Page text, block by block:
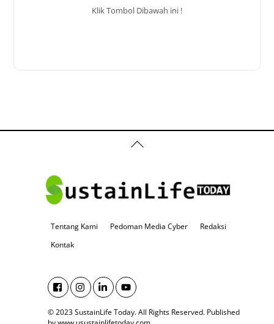
Klik Tombol Dibawah ini !
Back
To
Tentang Kami Pedoman Media Cyber
Redaksi
Kontak
© 2023 SustainLife Today. All Rights Reserved. Published